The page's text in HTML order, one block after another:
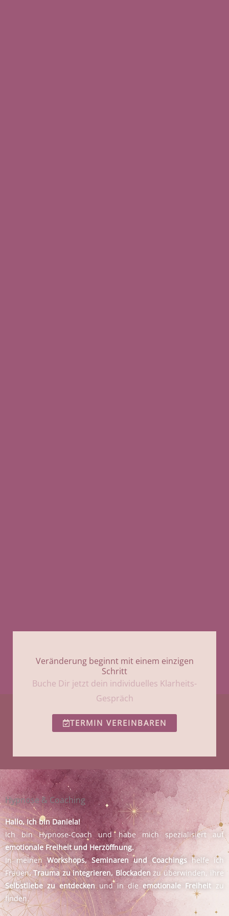
Veränderung beginnt mit einem einzigen
Schritt
Buche Dir jetzt dein individuelles Klarheits-
Gespräch
TERMIN VEREINBAREN
Hypnose & Coaching
Hallo, Ich bin Daniela!
Ich bin Hypnose-Coach und habe mich spezialisiert auf
emotionale Freiheit und Herzöffnung.
In meinen Workshops, Seminaren und Coachings helfe ich
Frauen, Trauma zu integrieren, Blockaden zu überwinden, ihre
Selbstliebe zu entdeckenund in die emotionale Freiheit zu
finden.